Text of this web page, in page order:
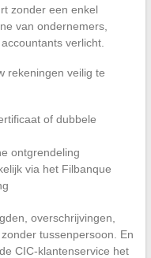
zonder een enkel
van ondernemers,
verlicht.
rekeningen veilig te
of dubbele
ontgrendeling
via het Filbanque
overschrijvingen,
tussenpersoon. En
CIC-klantenservice het